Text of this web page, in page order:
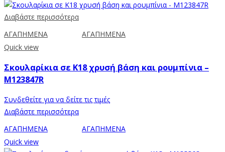
Διαβάστε περισσότερα
ΑΓΑΠΗΜΕΝΑ
ΑΓΑΠΗΜΕΝΑ
Quick view
Σκουλαρίκια σε Κ18 χρυσή βάση και ρουμπίνια –
M123847R
Συνδεθείτε για να δείτε τις τιμές
Διαβάστε περισσότερα
ΑΓΑΠΗΜΕΝΑ
ΑΓΑΠΗΜΕΝΑ
Quick view